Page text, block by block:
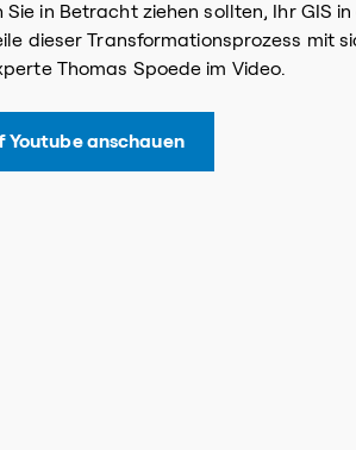
Sie in Betracht ziehen sollten, Ihr GIS
dieser Transformationsprozess mit
Thomas Spoede im Video.
Youtube anschauen